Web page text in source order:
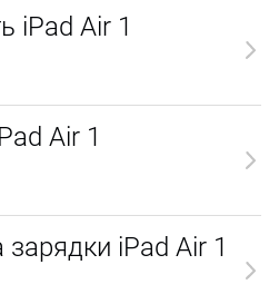
iPad Air 1
Air 1
iPad Air 1